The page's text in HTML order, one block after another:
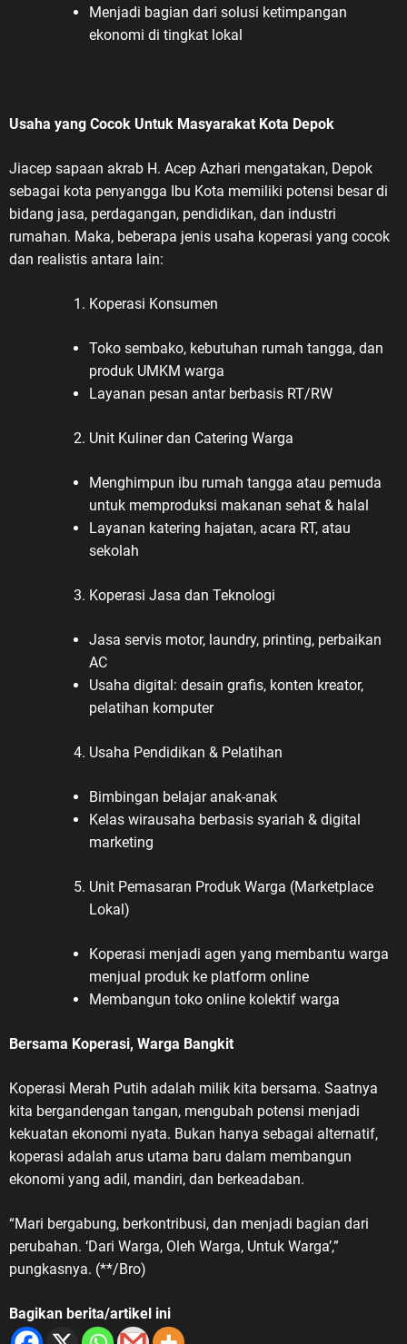
Menjadi bagian dari solusi ketimpangan
ekonomi di tingkat lokal
Usaha yang Cocok Untuk Masyarakat Kota Depok
Jiacep sapaan akrab H. Acep Azhari mengatakan, Depok
sebagai kota penyangga Ibu Kota memiliki potensi besar di
bidang jasa, perdagangan, pendidikan, dan industri
rumahan. Maka, beberapa jenis usaha koperasi yang cocok
dan realistis antara lain:
Koperasi Konsumen
Toko sembako, kebutuhan rumah tangga, dan
produk UMKM warga
Layanan pesan antar berbasis RT/RW
Unit Kuliner dan Catering Warga
Menghimpun ibu rumah tangga atau pemuda
untuk memproduksi makanan sehat & halal
Layanan katering hajatan, acara RT, atau
sekolah
Koperasi Jasa dan Teknologi
Jasa servis motor, laundry, printing, perbaikan
AC
Usaha digital: desain grafis, konten kreator,
pelatihan komputer
Usaha Pendidikan & Pelatihan
Bimbingan belajar anak-anak
Kelas wirausaha berbasis syariah & digital
marketing
Unit Pemasaran Produk Warga (Marketplace
Lokal)
Koperasi menjadi agen yang membantu warga
menjual produk ke platform online
Membangun toko online kolektif warga
Bersama Koperasi, Warga Bangkit
Koperasi Merah Putih adalah milik kita bersama. Saatnya
kita bergandengan tangan, mengubah potensi menjadi
kekuatan ekonomi nyata. Bukan hanya sebagai alternatif,
koperasi adalah arus utama baru dalam membangun
ekonomi yang adil, mandiri, dan berkeadaban.
“Mari bergabung, berkontribusi, dan menjadi bagian dari
perubahan. ‘Dari Warga, Oleh Warga, Untuk Warga’,”
pungkasnya. (**/Bro)
Bagikan berita/artikel ini